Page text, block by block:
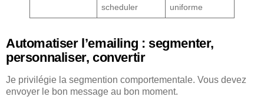
scheduler
uniforme
Automatiser l’emailing : segmenter,
personnaliser, convertir
Je privilégie la segmention comportementale. Vous devez
envoyer le bon message au bon moment.